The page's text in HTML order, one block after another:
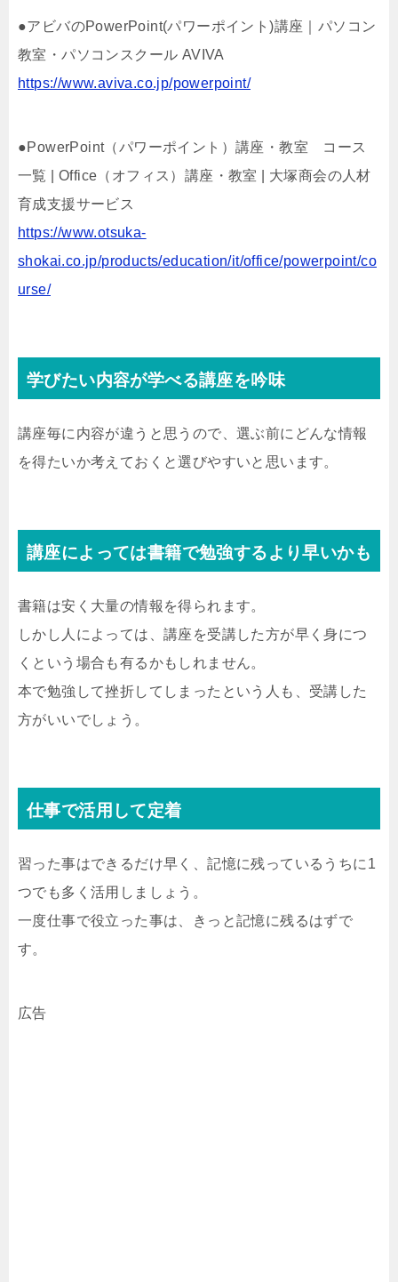
●アビバのPowerPoint(パワーポイント)講座｜パソコン
教室・パソコンスクール AVIVA
https://www.aviva.co.jp/powerpoint/
●PowerPoint（パワーポイント）講座・教室 コース
一覧 | Office（オフィス）講座・教室 | 大塚商会の人材
育成支援サービス
https://www.otsuka-
shokai.co.jp/products/education/it/office/powerpoint/co
urse/
学びたい内容が学べる講座を吟味
講座毎に内容が違うと思うので、選ぶ前にどんな情報
を得たいか考えておくと選びやすいと思います。
講座によっては書籍で勉強するより早いかも
書籍は安く大量の情報を得られます。
しかし人によっては、講座を受講した方が早く身につ
くという場合も有るかもしれません。
本で勉強して挫折してしまったという人も、受講した
方がいいでしょう。
仕事で活用して定着
習った事はできるだけ早く、記憶に残っているうちに1
つでも多く活用しましょう。
一度仕事で役立った事は、きっと記憶に残るはずで
す。
広告